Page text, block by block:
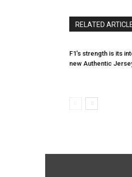
RELATED
F1’s strength is its
new Authentic